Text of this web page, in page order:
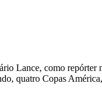
Lance, como
quatro Copas